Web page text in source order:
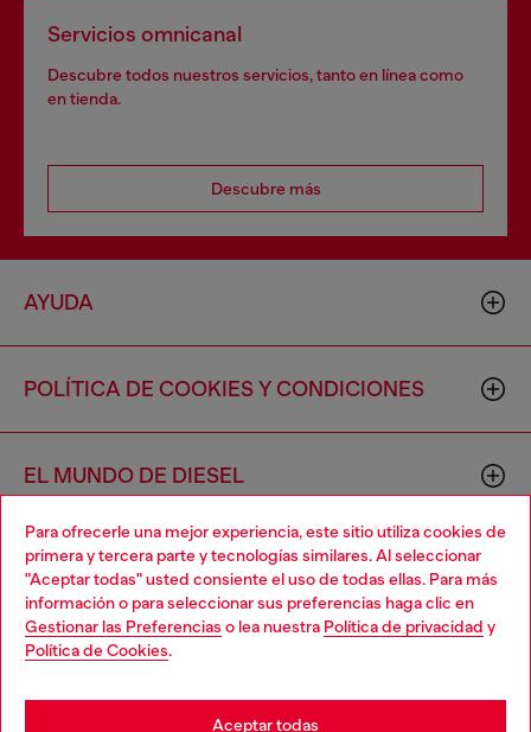
Para ofrecerle una mejor experiencia, este sitio utiliza cookies de
primera y tercera parte y tecnologías similares. Al seleccionar
"Aceptar todas" usted consiente el uso de todas ellas. Para más
información o para seleccionar sus preferencias haga clic en
Gestionar las Preferencias o lea nuestra Política de privacidad y
Política de Cookies.
Aceptar todas
Servicios omnicanal
Descubre todos nuestros servicios, tanto en línea como
en tienda.
Descubre más
AYUDA
POLÍTICA DE COOKIES Y CONDICIONES
EL MUNDO DE DIESEL
CORPORACIÓN